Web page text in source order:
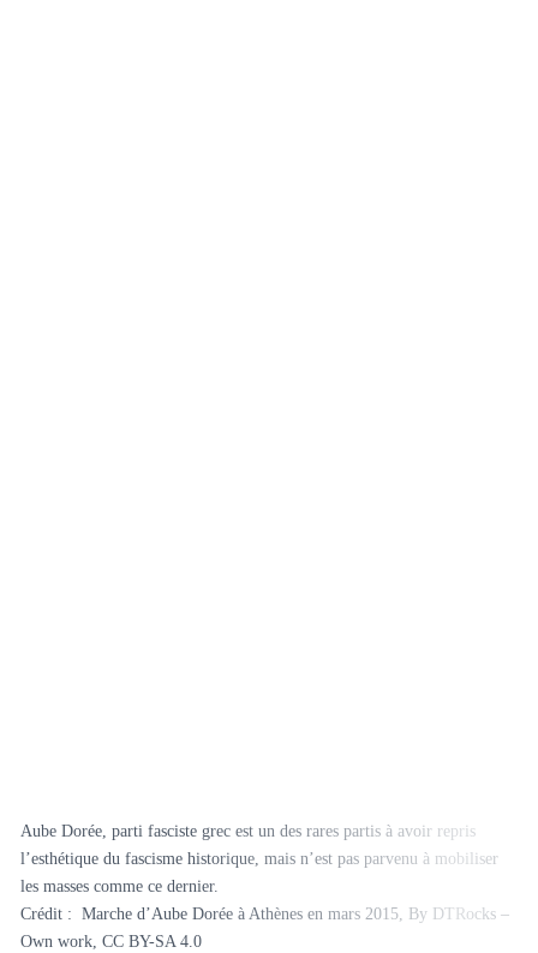
Aube Dorée, parti fasciste grec est un des rares partis à avoir repris
l’esthétique du fascisme historique, mais n’est pas parvenu à mobiliser
les masses comme ce dernier.
Crédit : Marche d’Aube Dorée à Athènes en mars 2015, By DTRocks –
Own work, CC BY-SA 4.0